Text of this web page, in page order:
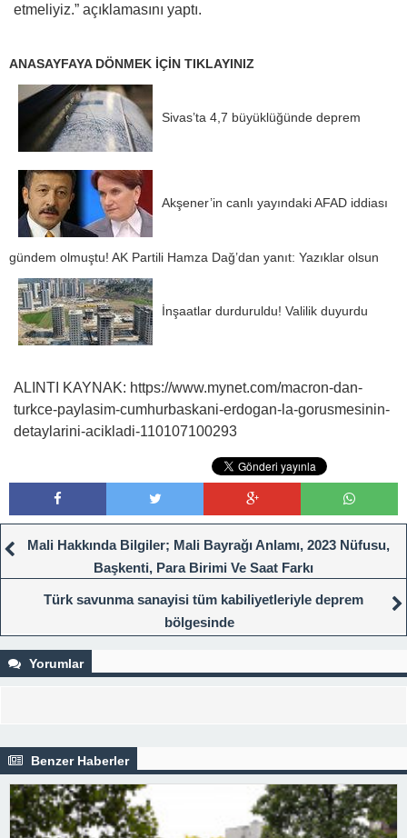
etmeliyiz.” açıklamasını yaptı.
ANASAYFAYA DÖNMEK İÇİN TIKLAYINIZ
Sivas’ta 4,7 büyüklüğünde deprem
Akşener’in canlı yayındaki AFAD iddiası
gündem olmuştu! AK Partili Hamza Dağ’dan yanıt: Yazıklar olsun
İnşaatlar durduruldu! Valilik duyurdu
ALINTI KAYNAK: https://www.mynet.com/macron-dan-
turkce-paylasim-cumhurbaskani-erdogan-la-gorusmesinin-
detaylarini-acikladi-110107100293
Mali Hakkında Bilgiler; Mali Bayrağı Anlamı, 2023 Nüfusu,
Başkenti, Para Birimi Ve Saat Farkı
Türk savunma sanayisi tüm kabiliyetleriyle deprem
bölgesinde
Yorumlar
Benzer Haberler